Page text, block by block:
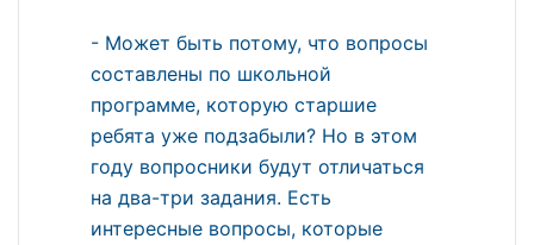
- Может быть потому, что вопросы
составлены по школьной
программе, которую старшие
ребята уже подзабыли? Но в этом
году вопросники будут отличаться
на два-три задания. Есть
интересные вопросы, которые